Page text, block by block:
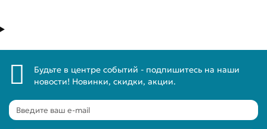
Будьте в центре событий - подпишитесь на наши
новости! Новинки, скидки, акции.